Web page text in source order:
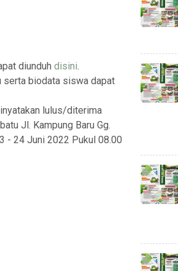
diunduh disini.
serta biodata siswa dapat
lulus/diterima
Jl. Kampung Baru Gg.
- 24 Juni 2022 Pukul 08.00